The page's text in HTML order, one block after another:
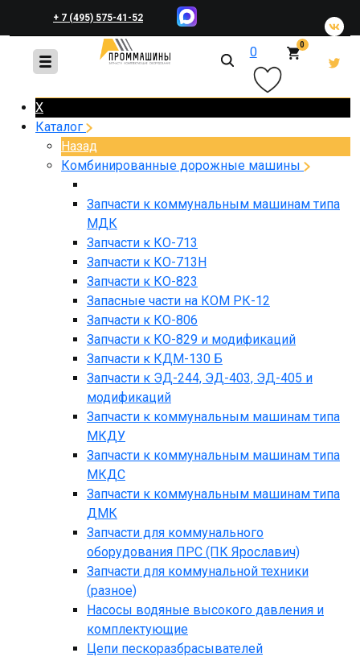
+ 7 (495) 575-41-52
+ 7 (495) 648-45-83 0 0
X
Каталог
Назад
Комбинированные дорожные машины
Запчасти к коммунальным машинам типа
МДК
Запчасти к КО-713
Запчасти к КО-713Н
Запчасти к КО-823
Запасные части на КОМ РК-12
Запчасти к КО-806
Запчасти к КО-829 и модификаций
Запчасти к КДМ-130 Б
Запчасти к ЭД-244, ЭД-403, ЭД-405 и
модификаций
Запчасти к коммунальным машинам типа
МКДУ
Запчасти к коммунальным машинам типа
МКДС
Запчасти к коммунальным машинам типа
ДМК
Запчасти для коммунального
оборудования ПРС (ПК Ярославич)
Запчасти для коммунальной техники
(разное)
Насосы водяные высокого давления и
комплектующие
Цепи пескоразбрасывателей